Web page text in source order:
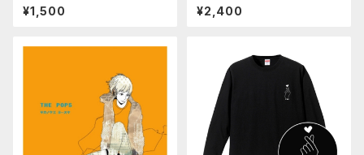
¥1,500 ¥2,400